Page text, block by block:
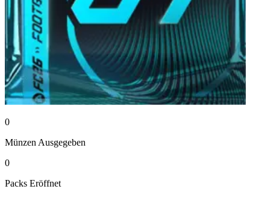
0
Münzen Ausgegeben
0
Packs Eröffnet